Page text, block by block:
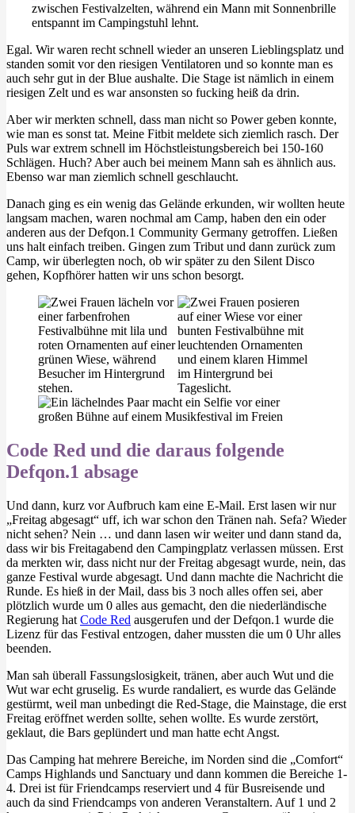
Egal. Wir waren recht schnell wieder an unseren Lieblingsplatz und
standen somit vor den riesigen Ventilatoren und so konnte man es
auch sehr gut in der Blue aushalte. Die Stage ist nämlich in einem
riesigen Zelt und es war ansonsten so fucking heiß da drin.
Aber wir merkten schnell, dass man nicht so Power geben konnte,
wie man es sonst tat. Meine Fitbit meldete sich ziemlich rasch. Der
Puls war extrem schnell im Höchstleistungsbereich bei 150-160
Schlägen. Huch? Aber auch bei meinem Mann sah es ähnlich aus.
Ebenso war man ziemlich schnell geschlaucht.
Danach ging es ein wenig das Gelände erkunden, wir wollten heute
langsam machen, waren nochmal am Camp, haben den ein oder
anderen aus der Defqon.1 Community Germany getroffen. Ließen
uns halt einfach treiben. Gingen zum Tribut und dann zurück zum
Camp, wir überlegten noch, ob wir später zu den Silent Disco
gehen, Kopfhörer hatten wir uns schon besorgt.
Code Red und die daraus folgende
Defqon.1 absage
Und dann, kurz vor Aufbruch kam eine E-Mail. Erst lasen wir nur
„Freitag abgesagt“ uff, ich war schon den Tränen nah. Sefa? Wieder
nicht sehen? Nein … und dann lasen wir weiter und dann stand da,
dass wir bis Freitagabend den Campingplatz verlassen müssen. Erst
da merkten wir, dass nicht nur der Freitag abgesagt wurde, nein, das
ganze Festival wurde abgesagt. Und dann machte die Nachricht die
Runde. Es hieß in der Mail, dass bis 3 noch alles offen sei, aber
plötzlich wurde um 0 alles aus gemacht, den die niederländische
Regierung hat Code Red ausgerufen und der Defqon.1 wurde die
Lizenz für das Festival entzogen, daher mussten die um 0 Uhr alles
beenden.
Man sah überall Fassungslosigkeit, tränen, aber auch Wut und die
Wut war echt gruselig. Es wurde randaliert, es wurde das Gelände
gestürmt, weil man unbedingt die Red-Stage, die Mainstage, die erst
Freitag eröffnet werden sollte, sehen wollte. Es wurde zerstört,
geklaut, die Bars geplündert und man hatte echt Angst.
Das Camping hat mehrere Bereiche, im Norden sind die „Comfort“
Camps Highlands und Sanctuary und dann kommen die Bereiche 1-
4. Drei ist für Friendcamps reserviert und 4 für Busreisende und
auch da sind Friendcamps von anderen Veranstaltern. Auf 1 und 2